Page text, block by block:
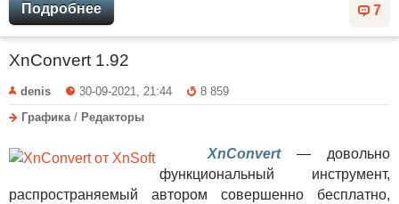
7
Подробнее
XnConvert 1.92
denis 30-09-2021, 21:44
8 859
Графика / Редакторы
XnConvert— довольно
функциональный инструмент,
распространяемый автором совершенно бесплатно,